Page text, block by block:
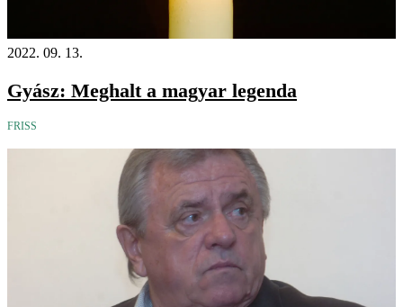
2022. 09. 13.
Gyász: Meghalt a magyar legenda
FRISS